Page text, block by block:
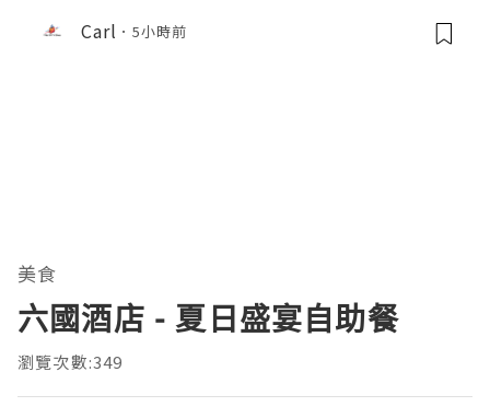
Carl 5小時前
美食
六國酒店 - 夏日盛宴自助餐
瀏覽次數:349